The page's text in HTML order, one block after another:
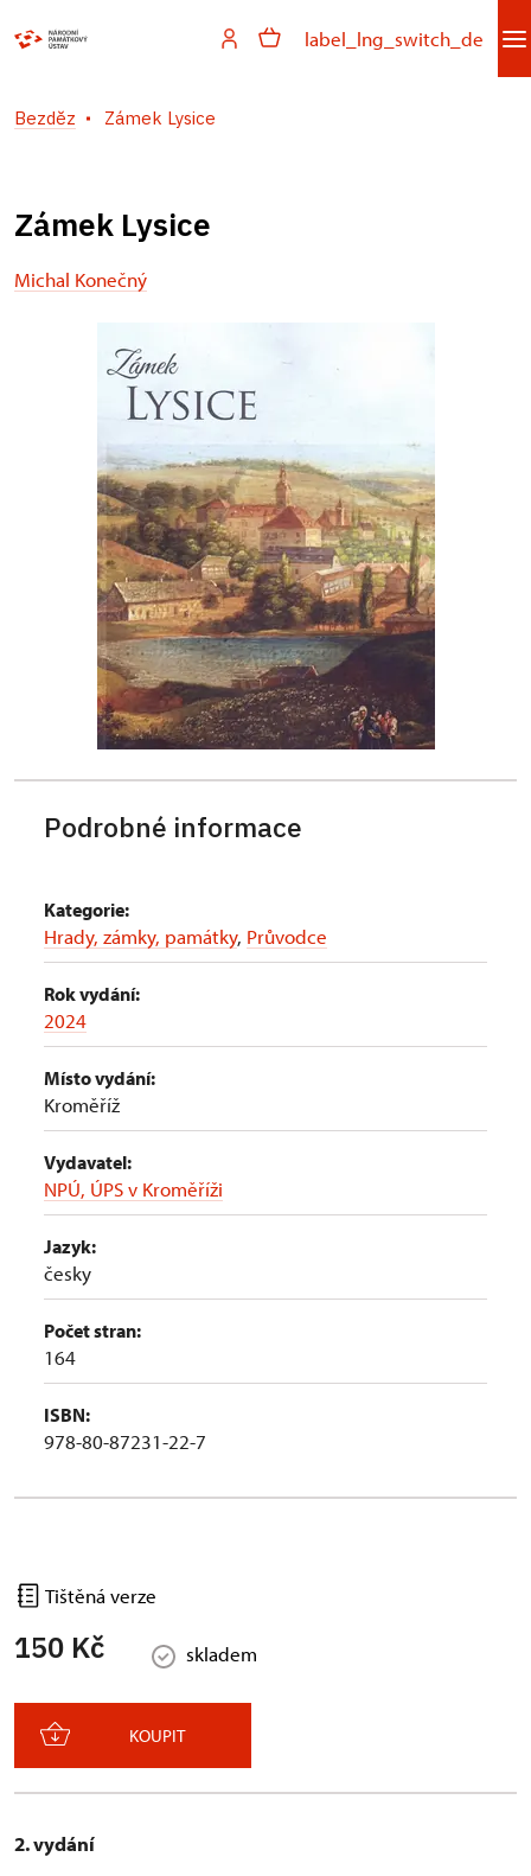
label_lng_switch_de
Bezděz Zámek Lysice
Zámek Lysice
Michal Konečný
Podrobné informace
Kategorie:
Hrady, zámky, památky, Průvodce
Rok vydání:
2024
Místo vydání:
Kroměříž
Vydavatel:
NPÚ, ÚPS v Kroměříži
Jazyk:
česky
Počet stran:
164
ISBN:
978-80-87231-22-7
Tištěná verze
150 Kč skladem
KOUPIT
2. vydání